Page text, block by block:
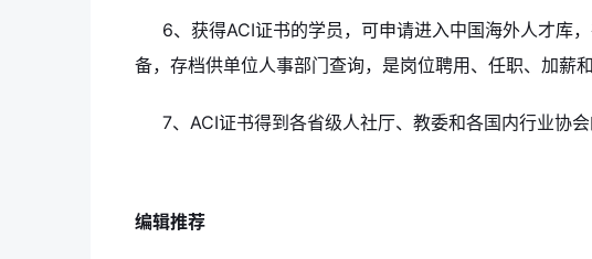
6、获得ACI证书的学员，可申请进入中国海外人才库
备，存档供单位人事部门查询，是岗位聘用、任职、加薪
7、ACI证书得到各省级人社厅、教委和各国内行业协会
编辑推荐